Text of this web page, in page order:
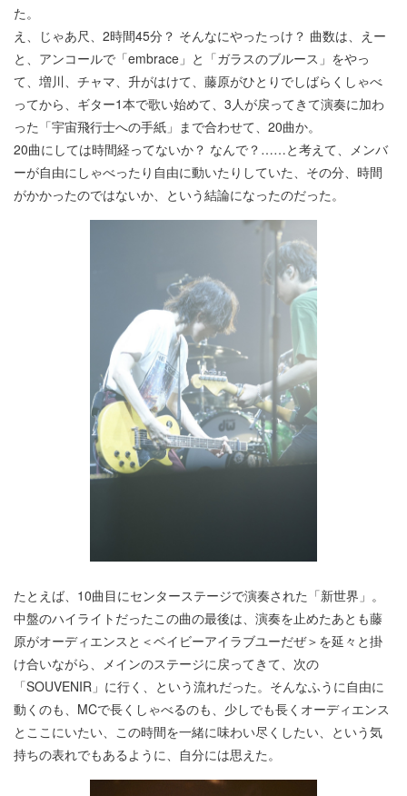
た。
え、じゃあ尺、2時間45分？ そんなにやったっけ？ 曲数は、えー
と、アンコールで「embrace」と「ガラスのブルース」をやっ
て、増川、チャマ、升がはけて、藤原がひとりでしばらくしゃべ
ってから、ギター1本で歌い始めて、3人が戻ってきて演奏に加わ
った「宇宙飛行士への手紙」まで合わせて、20曲か。
20曲にしては時間経ってないか？ なんで？……と考えて、メンバ
ーが自由にしゃべったり自由に動いたりしていた、その分、時間
がかかったのではないか、という結論になったのだった。
たとえば、10曲目にセンターステージで演奏された「新世界」。
中盤のハイライトだったこの曲の最後は、演奏を止めたあとも藤
原がオーディエンスと＜ベイビーアイラブユーだぜ＞を延々と掛
け合いながら、メインのステージに戻ってきて、次の
「SOUVENIR」に行く、という流れだった。そんなふうに自由に
動くのも、MCで長くしゃべるのも、少しでも長くオーディエンス
とここにいたい、この時間を一緒に味わい尽くしたい、という気
持ちの表れでもあるように、自分には思えた。